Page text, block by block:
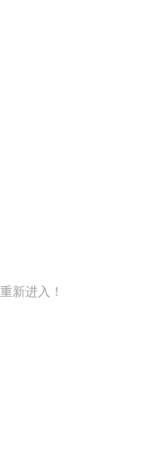
新进入！